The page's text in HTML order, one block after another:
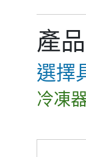
產
選擇
冷凍